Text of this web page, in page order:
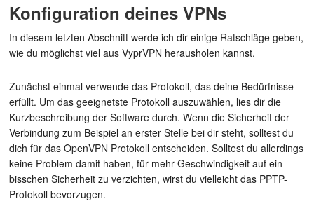
Konfiguration deines VPNs
In diesem letzten Abschnitt werde ich dir einige Ratschläge geben,
wie du möglichst viel aus VyprVPN herausholen kannst.
Zunächst einmal verwende das Protokoll, das deine Bedürfnisse
erfüllt. Um das geeignetste Protokoll auszuwählen, lies dir die
Kurzbeschreibung der Software durch. Wenn die Sicherheit der
Verbindung zum Beispiel an erster Stelle bei dir steht, solltest du
dich für das OpenVPN Protokoll entscheiden. Solltest du allerdings
keine Problem damit haben, für mehr Geschwindigkeit auf ein
bisschen Sicherheit zu verzichten, wirst du vielleicht das PPTP-
Protokoll bevorzugen.